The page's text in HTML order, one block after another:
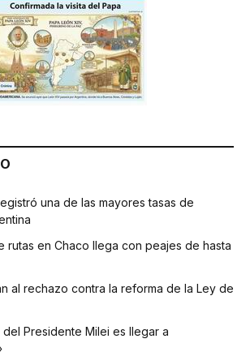
una de las mayores tasas de
rutas en Chaco llega con peajes de hasta
al rechazo contra la reforma de la Ley de
del Presidente Milei es llegar a